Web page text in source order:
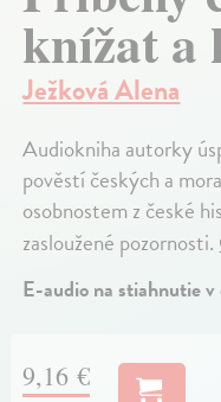
knížat a
Ježková Alena
Audiokniha autorky
pověstí českých a
osobnostem z české
zasloužené pozornosti.
E-audio na stiahnutie
9,16 €